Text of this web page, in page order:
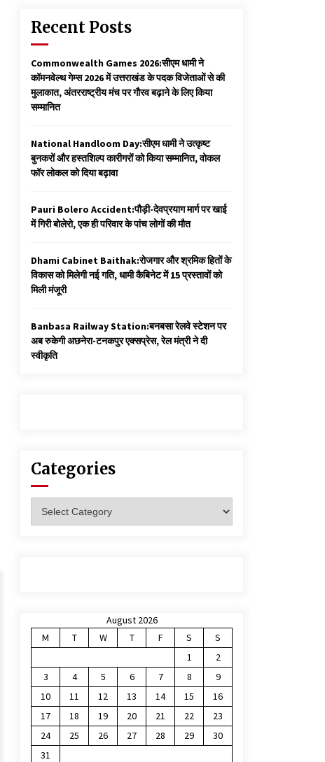
Recent Posts
Commonwealth Games 2026:सीएम धामी ने
कॉमनवेल्थ गेम्स 2026 में उत्तराखंड के पदक विजेताओं से की
मुलाकात, अंतरराष्ट्रीय मंच पर गौरव बढ़ाने के लिए किया
सम्मानित
National Handloom Day:सीएम धामी ने उत्कृष्ट
बुनकरों और हस्तशिल्प कारीगरों को किया सम्मानित, वोकल
फॉर लोकल को दिया बढ़ावा
Pauri Bolero Accident:पौड़ी-देवप्रयाग मार्ग पर खाई
में गिरी बोलेरो, एक ही परिवार के पांच लोगों की मौत
Dhami Cabinet Baithak:रोजगार और श्रमिक हितों के
विकास को मिलेगी नई गति, धामी कैबिनेट में 15 प्रस्तावों को
मिली मंजूरी
Banbasa Railway Station:बनबसा रेलवे स्टेशन पर
अब रुकेगी अछनेरा-टनकपुर एक्सप्रेस, रेल मंत्री ने दी
स्वीकृति
Categories
August 2026
M
T W T F S
S
1
2
3
4 5 6 7 8
9
10
11 12 13 14 15
16
17
18 19 20 21 22
23
24
25 26 27 28 29
30
31